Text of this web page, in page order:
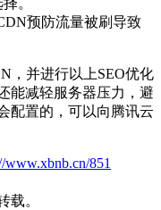
，并进行以上SEO优化
能减轻服务器压力，避
配置的，可以向腾讯云
www.xbnb.cn/851
载。